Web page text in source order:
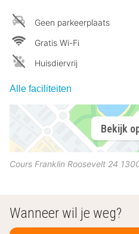
Geen parkeerplaats
Gratis Wi-Fi
Huisdiervrij
Alle faciliteiten
Bekijk
Cours Franklin Roosevelt 24
Wanneer wil je weg?